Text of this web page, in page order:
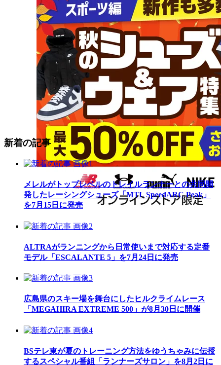
新着の記事
メレルがトップレベルのトレイルランナーとの共同開
発したレーシングシューズ「MTL SpeedARC Peak」
を7月15日に発売
ALTRAがランニングから日常使いまで対応する定番
モデル「ESCALANTE 5」を7月24日に発売
広島県のスキー場を舞台にしたヒルクライムレース
「MEGAHIRA EXTREME 500」が8月30日に開催
BSテレ東が夏のトレーニング方法をゆうちゃみに伝授
するスペシャル番組「ランナーズサロン」を8月2日に